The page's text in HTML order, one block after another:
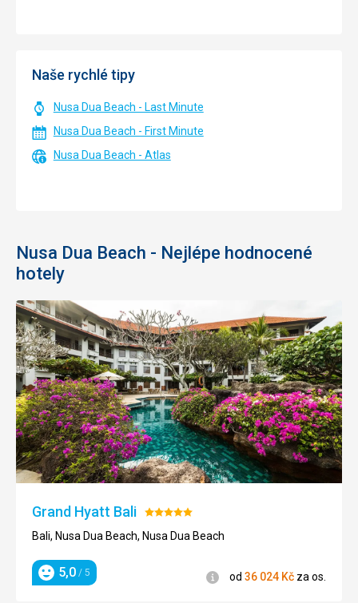
Naše rychlé tipy
Nusa Dua Beach - Last Minute
Nusa Dua Beach - First Minute
Nusa Dua Beach - Atlas
Nusa Dua Beach - Nejlépe hodnocené
hotely
Grand Hyatt Bali Hodnocení:
5/5
Bali, Nusa Dua Beach, Nusa Dua Beach
Hodnocení
5,0 / 5 Informace
od 36 024 Kč za os.